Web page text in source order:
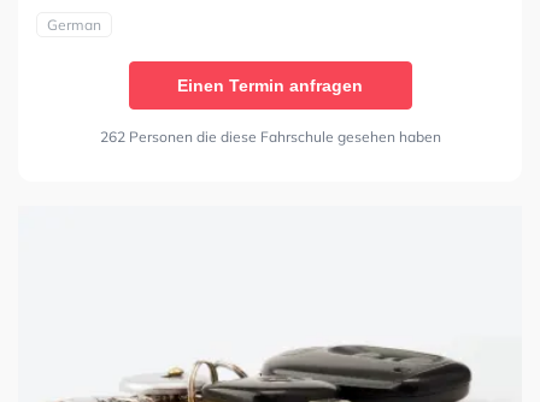
German
Einen Termin anfragen
262 Personen die diese Fahrschule gesehen haben